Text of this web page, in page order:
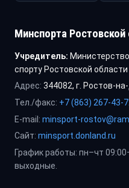
Минспорта Ростовской
Учредитель:
спорту Ростовской области
Адрес: 344082, г. Ростов-
Тел./факс: +7 (863) 267-43-
E-mail: minsport-
Сайт: minsport.donland.ru
График работы: пн–чт
выходные.